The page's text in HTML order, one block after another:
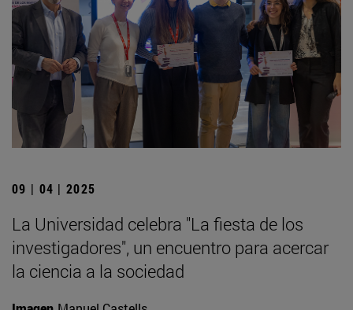
09 | 04 | 2025
La Universidad celebra "La fiesta de los
investigadores", un encuentro para acercar
la ciencia a la sociedad